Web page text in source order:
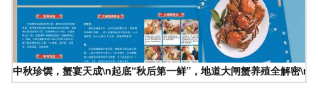
中秋珍馔，蟹宴天成\n起底“秋后第一鲜”，地道大闸蟹养殖全解密